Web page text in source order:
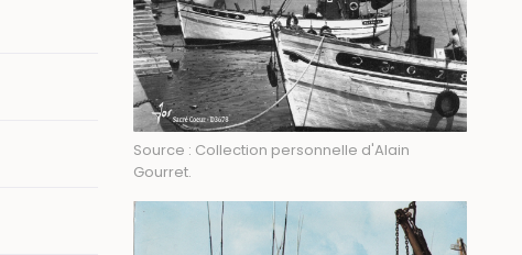
Source : Collection personnelle d'Alain
Gourret.